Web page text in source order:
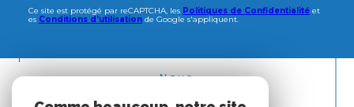
Ce site est protégé par reCAPTCHA, les Politiques de Confidentialité et
es Conditions d'utilisation de Google s'appliquent.
Nous